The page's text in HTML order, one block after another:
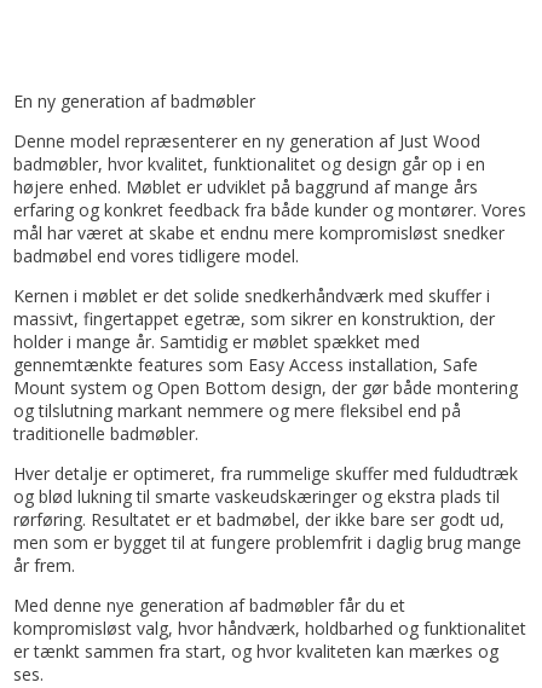
En ny generation af badmøbler
Denne model repræsenterer en ny generation af Just Wood
badmøbler, hvor kvalitet, funktionalitet og design går op i en
højere enhed. Møblet er udviklet på baggrund af mange års
erfaring og konkret feedback fra både kunder og montører. Vores
mål har været at skabe et endnu mere kompromisløst snedker
badmøbel end vores tidligere model.
Kernen i møblet er det solide snedkerhåndværk med skuffer i
massivt, fingertappet egetræ, som sikrer en konstruktion, der
holder i mange år. Samtidig er møblet spækket med
gennemtænkte features som Easy Access installation, Safe
Mount system og Open Bottom design, der gør både montering
og tilslutning markant nemmere og mere fleksibel end på
traditionelle badmøbler.
Hver detalje er optimeret, fra rummelige skuffer med fuldudtræk
og blød lukning til smarte vaskeudskæringer og ekstra plads til
rørføring. Resultatet er et badmøbel, der ikke bare ser godt ud,
men som er bygget til at fungere problemfrit i daglig brug mange
år frem.
Med denne nye generation af badmøbler får du et
kompromisløst valg, hvor håndværk, holdbarhed og funktionalitet
er tænkt sammen fra start, og hvor kvaliteten kan mærkes og
ses.